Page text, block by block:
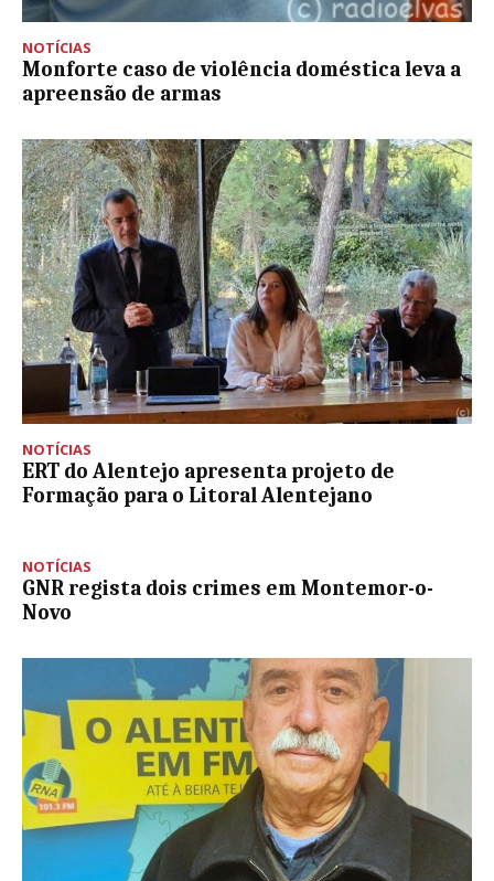
NOTÍCIAS
Monforte caso de violência doméstica leva a
apreensão de armas
NOTÍCIAS
ERT do Alentejo apresenta projeto de
Formação para o Litoral Alentejano
NOTÍCIAS
GNR regista dois crimes em Montemor-o-
Novo